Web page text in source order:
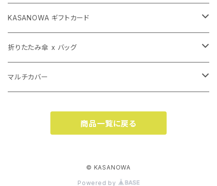
子ども傘
折りたたみ傘 x バッグ
マルチカバー（小）
カササコッシュ
長傘
折りたたみ傘
透明傘
KASANOWA ギフトカード
KASANOWA GIFT 100
KASANOWA GIFT 50
KASANOWA GIFT 50
折りたたみ傘 x バッグ
カサカバン
マルチカバー
マルチカバー（小）
商品一覧に戻る
© KASANOWA
Powered by